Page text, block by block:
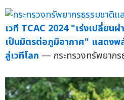
เวที TCAC 2024 "เร่งเปลี่ยน
เป็นมิตรต่อภูมิอากาศ" แสดงพ
สู่เวทีโลก — กระทรวงทรัพยากร